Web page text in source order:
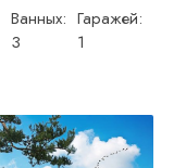
Ванных:
3
Гаражей:
1